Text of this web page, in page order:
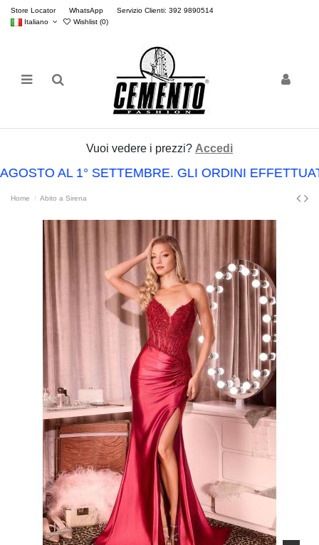
Store Locator WhatsApp
Servizio Clienti: 392 9890514
Italiano
Wishlist (0)
Vuoi vedere i prezzi? Accedi
AL 1° SETTEMBRE. GLI ORDINI
Home Abito a Sirena